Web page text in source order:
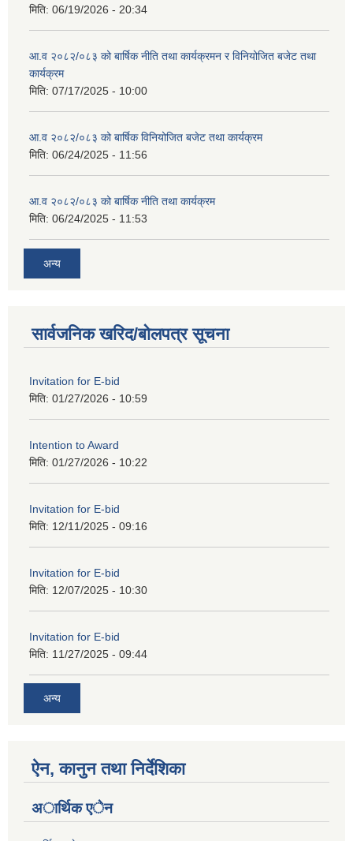
मिति: 06/19/2026 - 20:34
आ.व २०८२/०८३ को बार्षिक नीति तथा कार्यक्रमन र विनियोजित बजेट तथा
कार्यक्रम
मिति: 07/17/2025 - 10:00
आ.व २०८२/०८३ को बार्षिक विनियोजित बजेट तथा कार्यक्रम
मिति: 06/24/2025 - 11:56
आ.व २०८२/०८३ को बार्षिक नीति तथा कार्यक्रम
मिति: 06/24/2025 - 11:53
अन्य
सार्वजनिक खरिद/बोलपत्र सूचना
Invitation for E-bid
मिति: 01/27/2026 - 10:59
Intention to Award
मिति: 01/27/2026 - 10:22
Invitation for E-bid
मिति: 12/11/2025 - 09:16
Invitation for E-bid
मिति: 12/07/2025 - 10:30
Invitation for E-bid
मिति: 11/27/2025 - 09:44
अन्य
ऐन, कानुन तथा निर्देशिका
अार्थिक एेन